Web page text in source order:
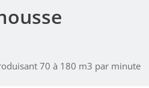
70 à 180 m3 par minute